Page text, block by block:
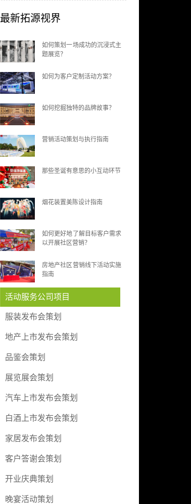
最新拓源视界
如何策划一场成功的沉浸式主
题展览？
如何为客户定制活动方案？
如何挖掘独特的品牌故事？
营销活动策划与执行指南
那些圣诞有意思的小互动环节
烟花装置美陈设计指南
如何更好地了解目标客户需求
以开展社区营销？
房地产社区营销线下活动实施
指南
活动服务公司项目
服装发布会策划
地产上市发布会策划
品鉴会策划
展览展会策划
汽车上市发布会策划
白酒上市发布会策划
家居发布会策划
客户答谢会策划
开业庆典策划
晚宴活动策划